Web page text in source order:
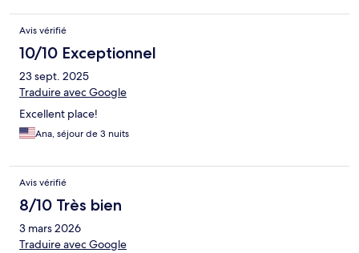
Avis vérifié
10/10 Exceptionnel
23 sept. 2025
Traduire avec Google
Excellent place!
Ana, séjour de 3 nuits
Avis vérifié
8/10 Très bien
3 mars 2026
Traduire avec Google